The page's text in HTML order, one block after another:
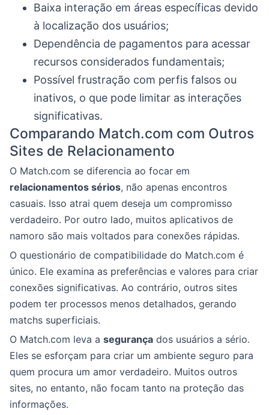
Baixa interação em áreas específicas devido
à localização dos usuários;
Dependência de pagamentos para acessar
recursos considerados fundamentais;
Possível frustração com perfis falsos ou
inativos, o que pode limitar as interações
significativas.
Comparando Match.com com Outros
Sites de Relacionamento
O Match.com se diferencia ao focar em
relacionamentos sérios, não apenas encontros
casuais. Isso atrai quem deseja um compromisso
verdadeiro. Por outro lado, muitos aplicativos de
namoro são mais voltados para conexões rápidas.
O questionário de compatibilidade do Match.com é
único. Ele examina as preferências e valores para criar
conexões significativas. Ao contrário, outros sites
podem ter processos menos detalhados, gerando
matchs superficiais.
O Match.com leva a segurança dos usuários a sério.
Eles se esforçam para criar um ambiente seguro para
quem procura um amor verdadeiro. Muitos outros
sites, no entanto, não focam tanto na proteção das
informações.